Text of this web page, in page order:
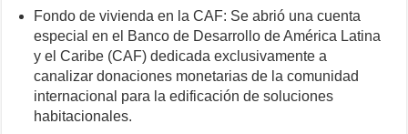
Fondo de vivienda en la CAF: Se abrió una cuenta
especial en el Banco de Desarrollo de América Latina
y el Caribe (CAF) dedicada exclusivamente a
canalizar donaciones monetarias de la comunidad
internacional para la edificación de soluciones
habitacionales.